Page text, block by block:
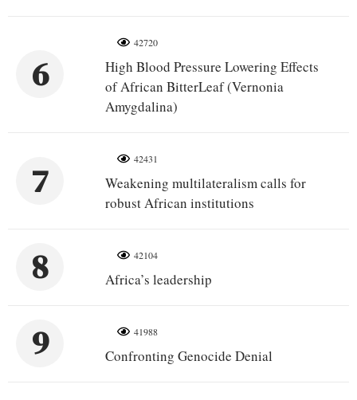
6
42720
High Blood Pressure Lowering Effects
of African BitterLeaf (Vernonia
Amygdalina)
7
42431
Weakening multilateralism calls for
robust African institutions
8 42104
Africa’s leadership
9 41988
Confronting Genocide Denial